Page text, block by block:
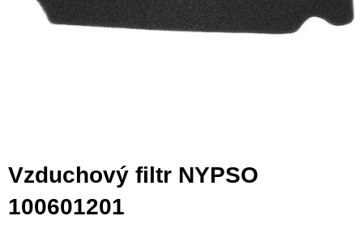
Vzduchový filtr NYPSO
100601201